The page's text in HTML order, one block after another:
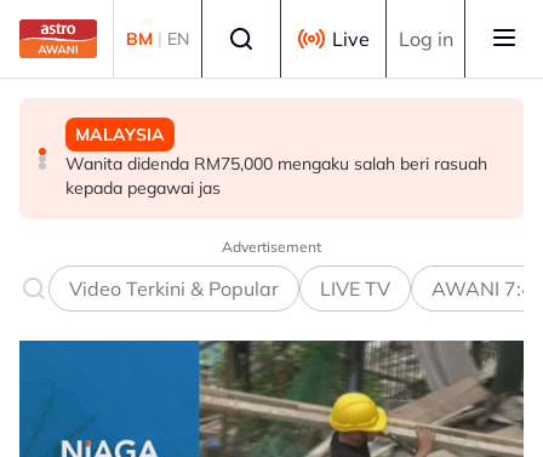
Skip to main content
BM | EN Live Log in
MALAYSIA
Wanita didenda RM75,000 mengaku salah beri rasuah
kepada pegawai jas
MALAYSIA
Ismail Sabri didakwa esok di Mahkamah Sesyen Kuala
Lumpur
MALAYSIA
Operasi penguatkuasaan "bilik sarang burung" perlu
dilaksana berkala - Hannah
Advertisement
Video Terkini & Popular LIVE TV AWANI